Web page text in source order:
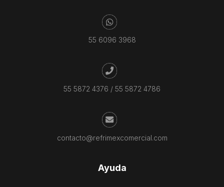
55 6096 3968
55 5872 4376 / 55 5872 4786
contacto@refrimexcomercial.com
Ayuda